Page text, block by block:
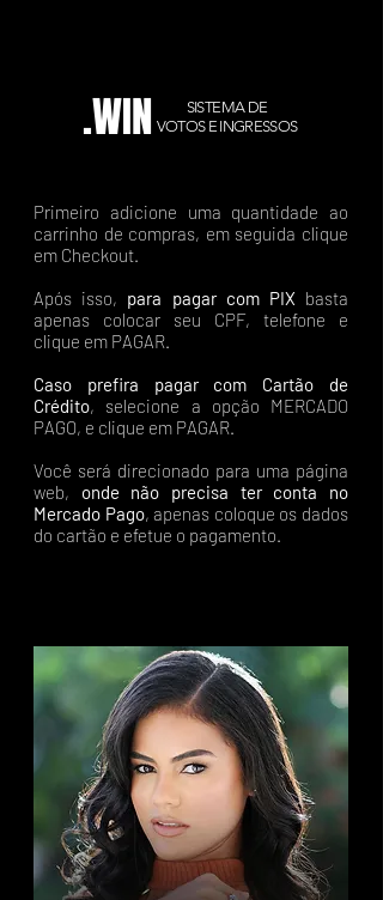
.WIN
SISTEMA DE
VOTOS E INGRESSOS
Primeiro adicione uma quantidade ao
carrinho de compras, em seguida clique
em Checkout.
Após isso, para pagar com PIX basta
apenas colocar seu CPF, telefone e
clique em PAGAR.
Caso prefira pagar com Cartão de
Crédito, selecione a opção MERCADO
PAGO, e clique em PAGAR.
Você será direcionado para uma página
web, onde não precisa ter conta no
Mercado Pago, apenas coloque os dados
do cartão e efetue o pagamento.